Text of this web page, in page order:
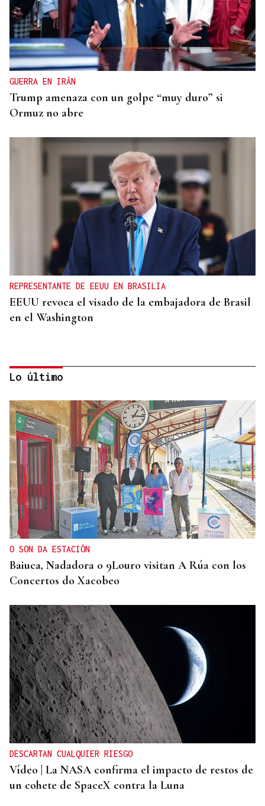
GUERRA EN IRÁN
Trump amenaza con un golpe “muy duro” si
Ormuz no abre
REPRESENTANTE DE EEUU EN BRASILIA
EEUU revoca el visado de la embajadora de Brasil
en el Washington
NEGOCIACIÓN
Estados Unidos ve posible llegar a un acuerdo
inminente con Irán
Lo último
O SON DA ESTACIÓN
Baiuca, Nadadora o 9Louro visitan A Rúa con los
Concertos do Xacobeo
DESCARTAN CUALQUIER RIESGO
Vídeo | La NASA confirma el impacto de restos de
un cohete de SpaceX contra la Luna